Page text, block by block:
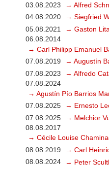
03.08.2023
→ Alfred
04.08.2020
→ Siegfried
05.08.2021
→ Gaston
06.08.2014
→ Carl Philipp Emanuel
07.08.2019
→ Augustín
07.08.2023
→ Alfredo
07.08.2024
→ Agustín Pío Barrios
07.08.2025
→ Ernesto
07.08.2025
→ Melchior
08.08.2017
→ Cécile Louise
08.08.2019
→ Carl
08.08.2024
→ Peter